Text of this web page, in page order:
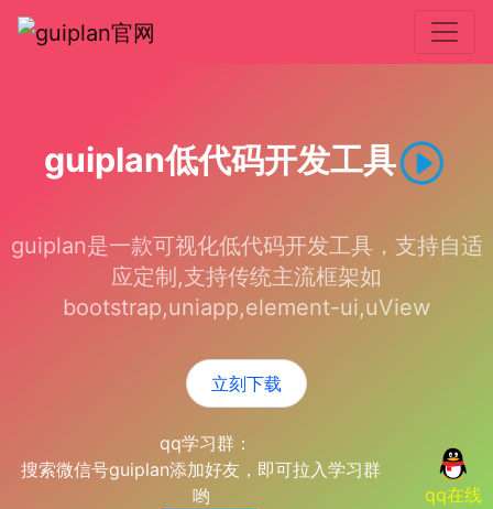
guiplan低代码开发工具
guiplan是一款可视化低代码开发工具，支持自适
应定制,支持传统主流框架如
bootstrap,uniapp,element-ui,uView
立刻下载
qq学习群：
搜索微信号guiplan添加好友，即可拉入学习群
哟
qq在线